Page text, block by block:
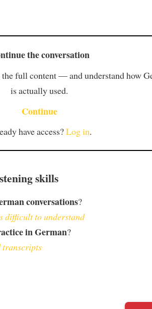
the conversation
full content — and understand how
is actually used.
Continue
have access?Log in.
skills
conversations?
difficult to understand
in German?
transcripts